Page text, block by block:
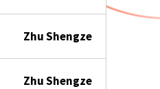
Zhu Shengze
Zhu Shengze